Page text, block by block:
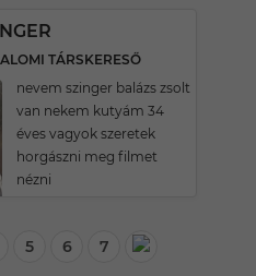
TÁRSKERESŐ
nevem szinger balázs zsolt
van nekem kutyám 34
éves vagyok szeretek
horgászni meg filmet
nézni
5 6 7